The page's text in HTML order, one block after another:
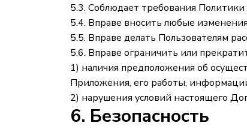
5.3. Соблюдает требования
5.4. Вправе вносить любые
5.5. Вправе делать Пользователям
5.6. Вправе ограничить или
1) наличия предположения об
Приложения, его работы,
2) нарушения условий настоящего
6. Безопасность